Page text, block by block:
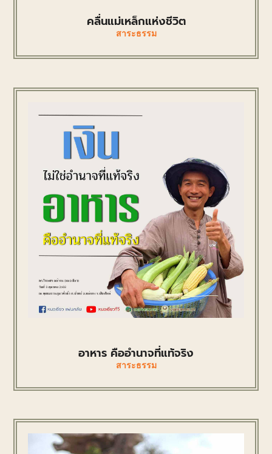
คลื่นแม่เหล็กแห่งชีวิต
สาระธรรม
อาหาร คืออำนาจที่แท้จริง
สาระธรรม